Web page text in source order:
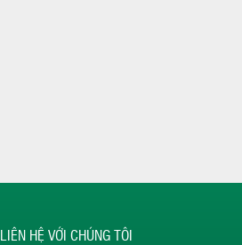
LIÊN HỆ VỚI CHÚNG TÔI